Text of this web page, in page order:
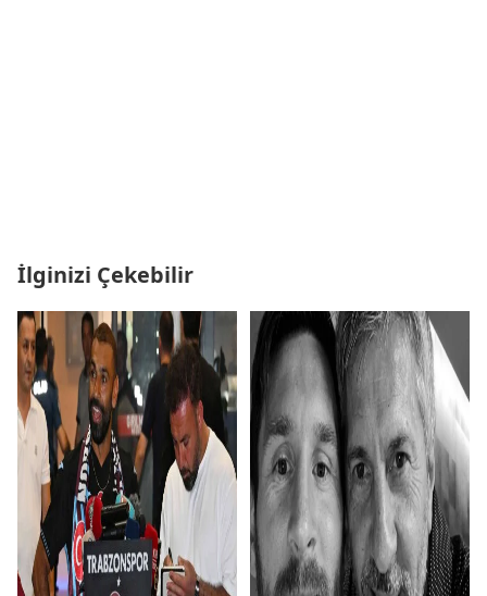
İlginizi Çekebilir